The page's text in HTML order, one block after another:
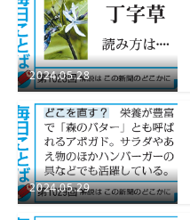
2024.05.28
2024.05.29